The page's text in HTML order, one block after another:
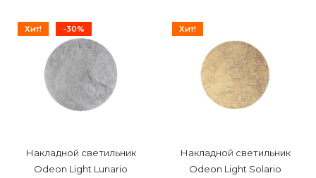
Хит! -30%
Накладной светильник
Odeon Light Lunario
Хит!
Накладной светильник
Odeon Light Solario